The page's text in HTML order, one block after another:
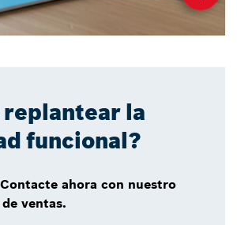
la
funcional?
Contacte ahora con nuestro
ventas.